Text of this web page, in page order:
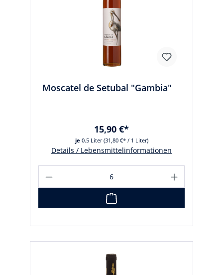
Moscatel de Setubal "Gambia"
je 0.5 Liter(31,80 €* / 1 Liter)
15,90 €*
Details / Lebensmittelinformationen